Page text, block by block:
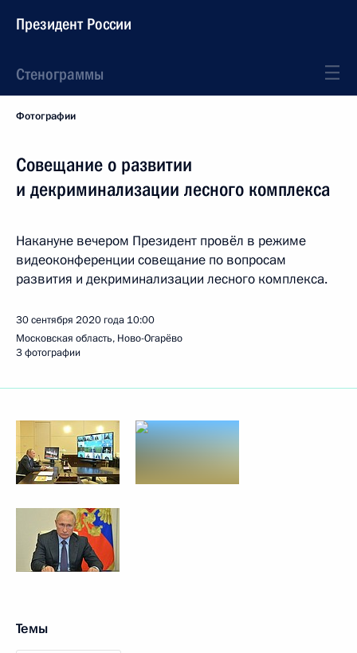
Президент России
Стенограммы
Фотографии
Совещание о развитии
и декриминализации лесного комплекса
Накануне вечером Президент провёл в режиме
видеоконференции совещание по вопросам
развития и декриминализации лесного комплекса.
30 сентября 2020 года 10:00
Московская область, Ново-Огарёво
3 фотографии
Темы